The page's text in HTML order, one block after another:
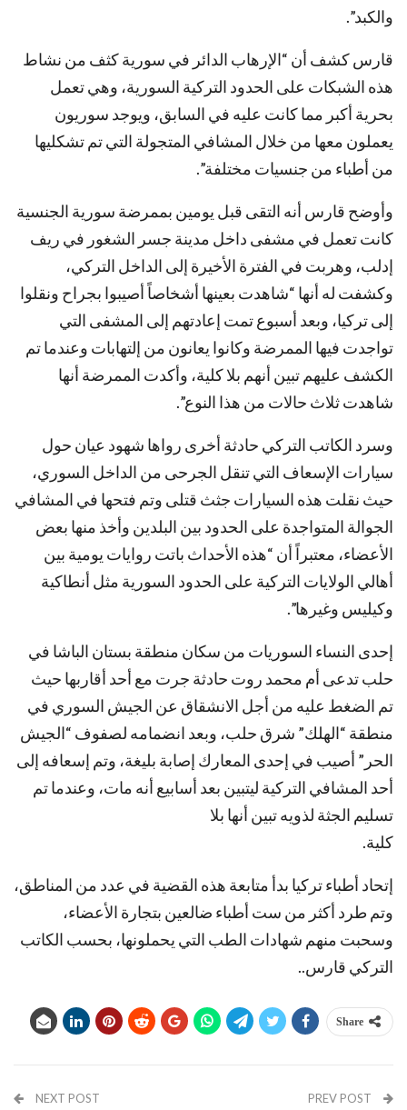
والكبد”.
قارس كشف أن “الإرهاب الدائر في سورية كثف من نشاط
هذه الشبكات على الحدود التركية السورية، وهي تعمل
بحرية أكبر مما كانت عليه في السابق، ويوجد سوريون
يعملون معها من خلال المشافي المتجولة التي تم تشكليها
من أطباء من جنسيات مختلفة”.
وأوضح قارس أنه التقى قبل يومين بممرضة سورية الجنسية
كانت تعمل في مشفى داخل مدينة جسر الشغور في ريف
إدلب، وهربت في الفترة الأخيرة إلى الداخل التركي،
وكشفت له أنها “شاهدت بعينها أشخاصاً أصيبوا بجراح ونقلوا
إلى تركيا، وبعد أسبوع تمت إعادتهم إلى المشفى التي
تواجدت فيها الممرضة وكانوا يعانون من إلتهابات وعندما تم
الكشف عليهم تبين أنهم بلا كلية، وأكدت الممرضة أنها
شاهدت ثلاث حالات من هذا النوع”.
وسرد الكاتب التركي حادثة أخرى رواها شهود عيان حول
سيارات الإسعاف التي تنقل الجرحى من الداخل السوري،
حيث نقلت هذه السيارات جثث قتلى وتم فتحها في المشافي
الجوالة المتواجدة على الحدود بين البلدين وأخذ منها بعض
الأعضاء، معتبراً أن “هذه الأحداث باتت روايات يومية بين
أهالي الولايات التركية على الحدود السورية مثل أنطاكية
وكيليس وغيرها”.
إحدى النساء السوريات من سكان منطقة بستان الباشا في
حلب تدعى أم محمد روت حادثة جرت مع أحد أقاربها حيث
تم الضغط عليه من أجل الانشقاق عن الجيش السوري في
منطقة “الهلك” شرق حلب، وبعد انضمامه لصفوف “الجيش
الحر” أصيب في إحدى المعارك إصابة بليغة، وتم إسعافه إلى
أحد المشافي التركية ليتبين بعد أسابيع أنه مات، وعندما تم
تسليم الجثة لذويه تبين أنها بلا
كلية.
إتحاد أطباء تركيا بدأ متابعة هذه القضية في عدد من المناطق،
وتم طرد أكثر من ست أطباء ضالعين بتجارة الأعضاء،
وسحبت منهم شهادات الطب التي يحملونها، بحسب الكاتب
التركي قارس..
Share
NEXT POST